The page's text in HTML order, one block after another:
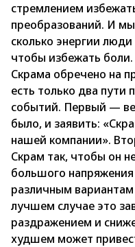
стремлением
преобразований. И
сколько энергии
чтобы избежать
Скрама обречено на
есть только два пути
событий. Первый —
было, и заявить:
нашей компании».
Скрам так, чтобы он
большого
различным вариантам
лучшем случае это
раздражением и
худшем может